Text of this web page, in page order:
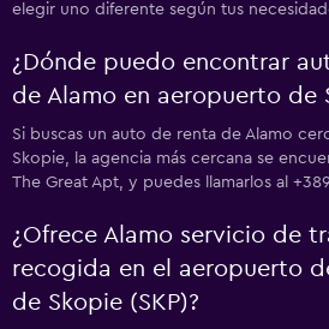
elegir uno diferente según tus
¿Dónde puedo encontrar
de Alamo en aeropuerto de
Si buscas un auto de renta de Alamo
Skopie, la agencia más cercana se
The Great Apt, y puedes llamarlos al
¿Ofrece Alamo servicio de
recogida en el aeropuerto
de Skopie (SKP)?